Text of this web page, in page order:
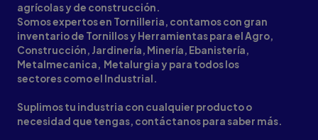
agrícolas y de construcción.
Somos expertos en Tornilleria, contamos con gran
inventario de Tornillos y Herramientas para el Agro,
Construcción, Jardinería, Minería, Ebanistería,
Metalmecanica, Metalurgia y para todos los
sectores como el Industrial.
Suplimos tu industria con cualquier producto o
necesidad que tengas, contáctanos para saber más.